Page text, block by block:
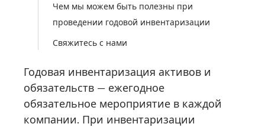
Чем мы можем быть полезны при
проведении годовой инвентаризации
Свяжитесь с нами
Годовая инвентаризация активов и
обязательств — ежегодное
обязательное мероприятие в каждой
компании. При инвентаризации